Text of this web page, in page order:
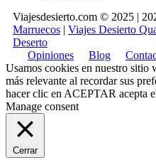
Viajesdesierto.com © 2025 |
Marruecos | Viajes Desierto
Deserto
Opiniones
Blog
Usamos cookies en nuestro sitio
más relevante al recordar sus
hacer clic en ACEPTAR acepta
Manage consent
Cerrar